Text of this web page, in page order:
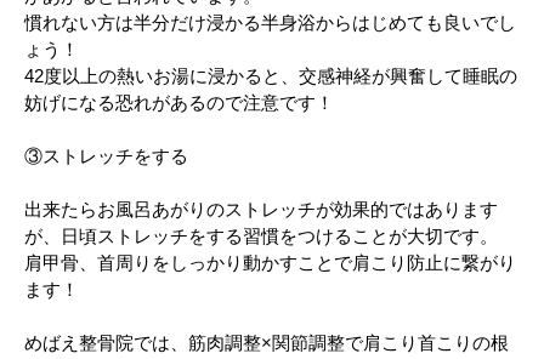
慣れない方は半分だけ浸かる半身浴からはじめても良いでし
ょう！
42度以上の熱いお湯に浸かると、交感神経が興奮して睡眠の
妨げになる恐れがあるので注意です！
③ストレッチをする
出来たらお風呂あがりのストレッチが効果的ではあります
が、日頃ストレッチをする習慣をつけることが大切です。
肩甲骨、首周りをしっかり動かすことで肩こり防止に繋がり
ます！
めばえ整骨院では、筋肉調整×関節調整で肩こり首こりの根